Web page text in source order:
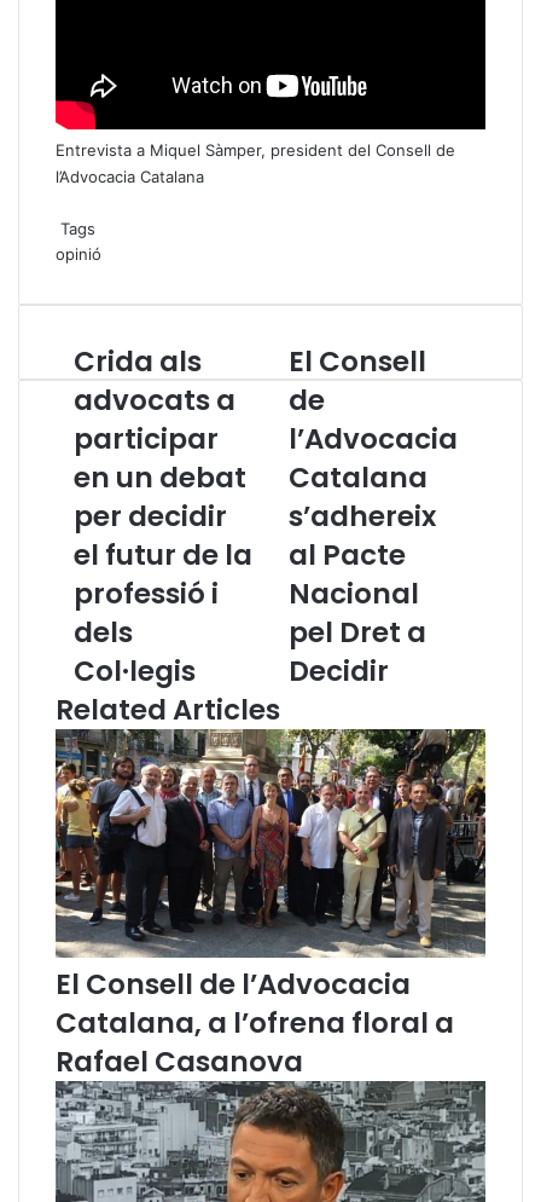
Entrevista a Miquel Sàmper, president del Consell de
l’Advocacia Catalana
Tags
opinió
C
r
i
d
a
a
l
s
a
v
o
c
a
t
s
a
p
a
r
c
i
p
r
n
u
n
d
e
b
Crida als
advocats a
participar
en un debat
per decidir
el futur de la
professió i
dels
Col·legis
E
l
C
o
s
e
l
d
e
A
v
o
c
a
c
C
a
t
a
n
a
s
’
a
d
El Consell
de
l’Advocacia
Catalana
s’adhereix
al Pacte
Nacional
pel Dret a
Decidir
Related Articles
El Consell de l’Advocacia
Catalana, a l’ofrena floral a
Rafael Casanova